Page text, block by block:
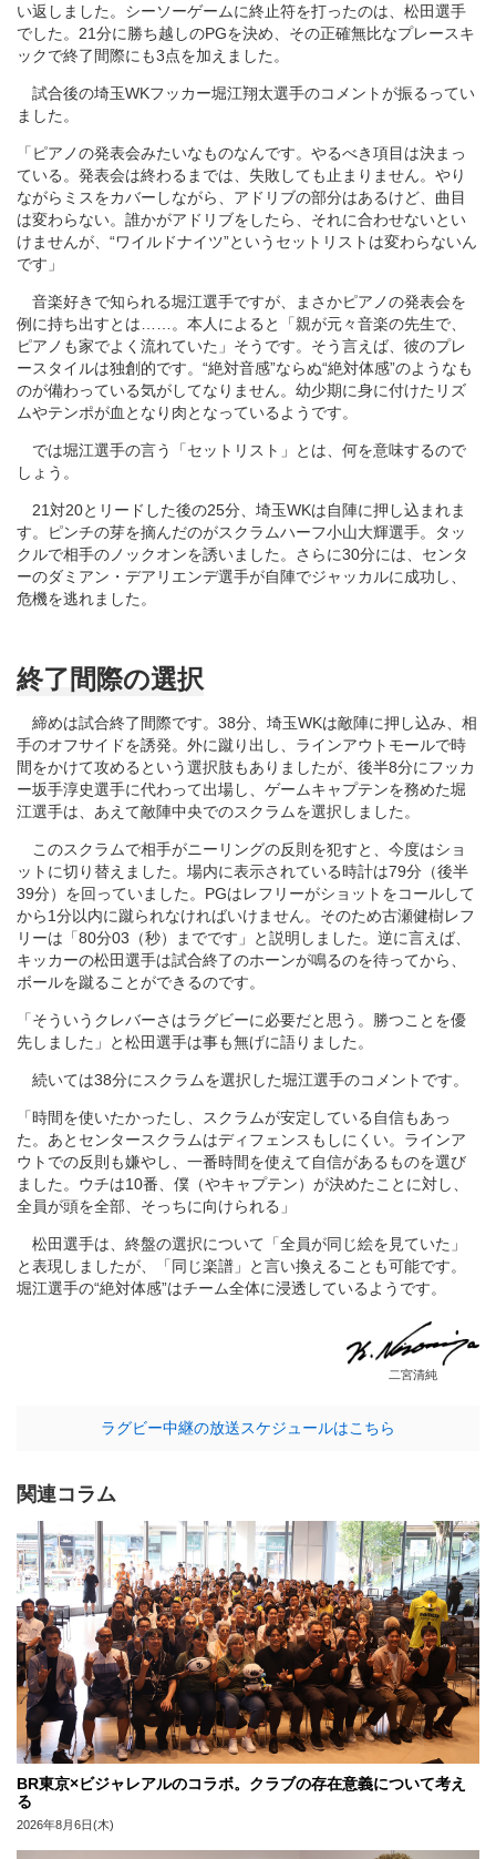
い返しました。シーソーゲームに終止符を打ったのは、松田選手
でした。21分に勝ち越しのPGを決め、その正確無比なプレースキ
ックで終了間際にも3点を加えました。
試合後の埼玉WKフッカー堀江翔太選手のコメントが振るってい
ました。
「ピアノの発表会みたいなものなんです。やるべき項目は決まっ
ている。発表会は終わるまでは、失敗しても止まりません。やり
ながらミスをカバーしながら、アドリブの部分はあるけど、曲目
は変わらない。誰かがアドリブをしたら、それに合わせないとい
けませんが、“ワイルドナイツ”というセットリストは変わらないん
です」
音楽好きで知られる堀江選手ですが、まさかピアノの発表会を
例に持ち出すとは……。本人によると「親が元々音楽の先生で、
ピアノも家でよく流れていた」そうです。そう言えば、彼のプレ
ースタイルは独創的です。“絶対音感”ならぬ“絶対体感”のようなも
のが備わっている気がしてなりません。幼少期に身に付けたリズ
ムやテンポが血となり肉となっているようです。
では堀江選手の言う「セットリスト」とは、何を意味するので
しょう。
21対20とリードした後の25分、埼玉WKは自陣に押し込まれま
す。ピンチの芽を摘んだのがスクラムハーフ小山大輝選手。タッ
クルで相手のノックオンを誘いました。さらに30分には、センタ
ーのダミアン・デアリエンデ選手が自陣でジャッカルに成功し、
危機を逃れました。
終了間際の選択
締めは試合終了間際です。38分、埼玉WKは敵陣に押し込み、相
手のオフサイドを誘発。外に蹴り出し、ラインアウトモールで時
間をかけて攻めるという選択肢もありましたが、後半8分にフッカ
ー坂手淳史選手に代わって出場し、ゲームキャプテンを務めた堀
江選手は、あえて敵陣中央でのスクラムを選択しました。
このスクラムで相手がニーリングの反則を犯すと、今度はショ
ットに切り替えました。場内に表示されている時計は79分（後半
39分）を回っていました。PGはレフリーがショットをコールして
から1分以内に蹴られなければいけません。そのため古瀬健樹レフ
リーは「80分03（秒）までです」と説明しました。逆に言えば、
キッカーの松田選手は試合終了のホーンが鳴るのを待ってから、
ボールを蹴ることができるのです。
「そういうクレバーさはラグビーに必要だと思う。勝つことを優
先しました」と松田選手は事も無げに語りました。
続いては38分にスクラムを選択した堀江選手のコメントです。
「時間を使いたかったし、スクラムが安定している自信もあっ
た。あとセンタースクラムはディフェンスもしにくい。ラインア
ウトでの反則も嫌やし、一番時間を使えて自信があるものを選び
ました。ウチは10番、僕（やキャプテン）が決めたことに対し、
全員が頭を全部、そっちに向けられる」
松田選手は、終盤の選択について「全員が同じ絵を見ていた」
と表現しましたが、「同じ楽譜」と言い換えることも可能です。
堀江選手の“絶対体感”はチーム全体に浸透しているようです。
二宮清純
ラグビー中継の放送スケジュールはこちら
関連コラム
BR東京×ビジャレアルのコラボ。クラブの存在意義について考え
る
2026年8月6日(木)